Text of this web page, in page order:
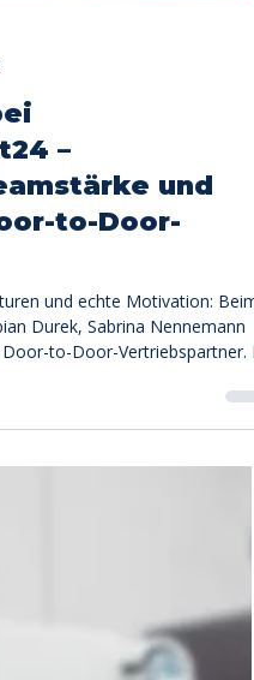
–
und
to-Door-
und echte Motivation:
Door-to-Door-Vertriebspartner.
Erfolgsstrategien vermittelt,